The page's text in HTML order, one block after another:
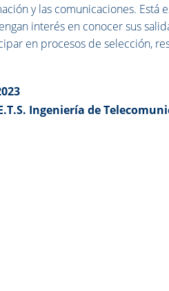
y las comunicaciones.
interés en conocer sus
en procesos de selección,
Ingeniería de